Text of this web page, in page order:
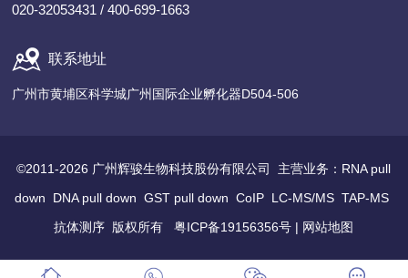
020-32053431 / 400-699-1663
联系地址
广州市黄埔区科学城广州国际企业孵化器D504-506
©2011-2026 广州辉骏生物科技股份有限公司 主营业务： RNA pull
down
DNA pull down GST pull down CoIP LC-MS/MS TAP-MS
抗体测序 版权所有粤ICP备19156356号 | 网站地图